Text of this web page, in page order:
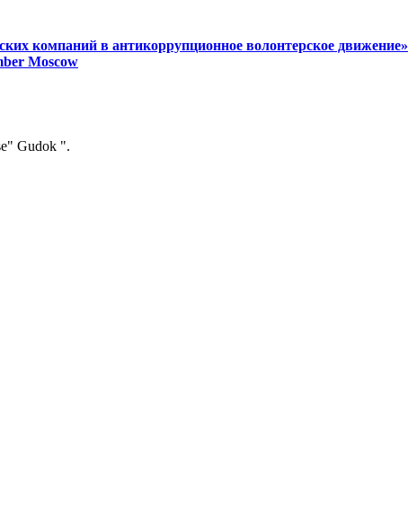
компаний в антикоррупционное волонтерское движение»
Moscow
Gudok ".